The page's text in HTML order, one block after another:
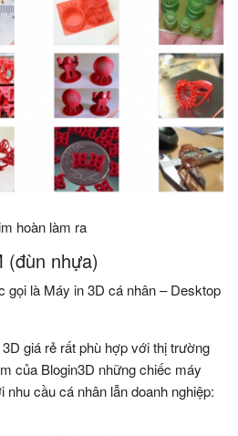
hoàn làm ra
(đùn nhựa)
là Máy in 3D cá nhân – Desktop
giá rẻ rất phù hợp với thị trường
của Blogin3D những chiếc máy
cầu cá nhân lẫn doanh nghiệp: